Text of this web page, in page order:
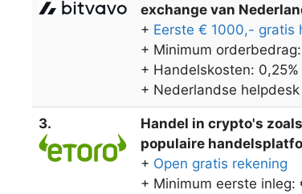
exchange van
+ Eerste € 1000,- gratis
+ Minimum
+ Handelskosten: 0,25%
+ Nederlandse helpdesk
3.
Handel in crypto's
populaire
+ Open gratis rekening
+ Minimum eerste inleg: